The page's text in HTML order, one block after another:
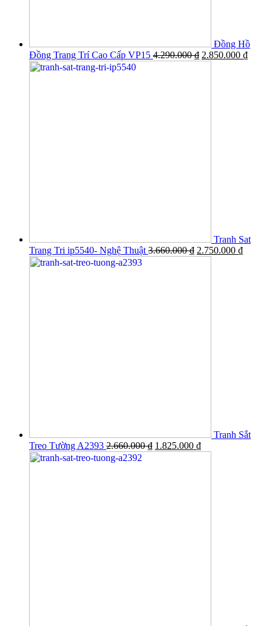
Đồng Hồ
Đồng Trang Trí Cao Cấp VP15 4.290.000₫ 2.850.000 ₫
Tranh Sat
Trang Tri ip5540- Nghệ Thuật 3.660.000₫ 2.750.000 ₫
Tranh Sắt
Treo Tường A2393 2.660.000₫ 1.825.000 ₫